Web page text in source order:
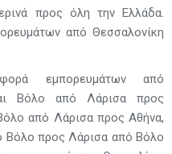
προς όλη την Ελλάδα.
από Θεσσαλονίκη
εμπορευμάτων από
Βόλο από Λάρισα προς
από Λάρισα προς Αθήνα,
Βόλο προς Λάρισα από Βόλο